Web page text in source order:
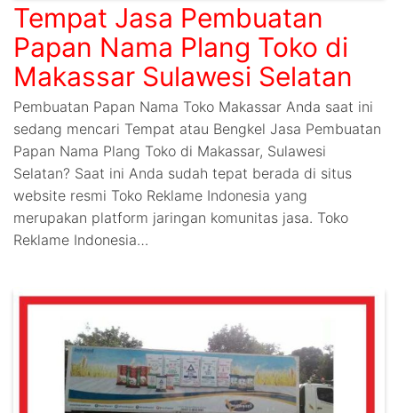
Tempat Jasa Pembuatan
Papan Nama Plang Toko di
Makassar Sulawesi Selatan
Pembuatan Papan Nama Toko Makassar Anda saat ini
sedang mencari Tempat atau Bengkel Jasa Pembuatan
Papan Nama Plang Toko di Makassar, Sulawesi
Selatan? Saat ini Anda sudah tepat berada di situs
website resmi Toko Reklame Indonesia yang
merupakan platform jaringan komunitas jasa. Toko
Reklame Indonesia…